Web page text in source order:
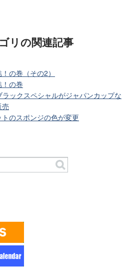
リの関連記事
の巻（その2）
の巻
ックスペシャルがジャパンカップな
のスポンジの色が変更